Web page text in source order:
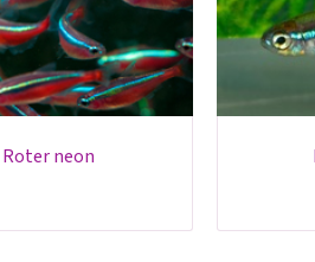
roter neon